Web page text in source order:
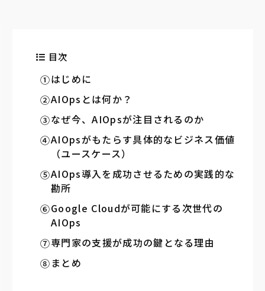
目次
はじめに
AIOpsとは何か？
なぜ今、AIOpsが注目されるのか
AIOpsがもたらす具体的なビジネス価値
（ユースケース）
AIOps導入を成功させるための実践的な
勘所
Google Cloudが可能にする次世代の
AIOps
専門家の支援が成功の鍵となる理由
まとめ